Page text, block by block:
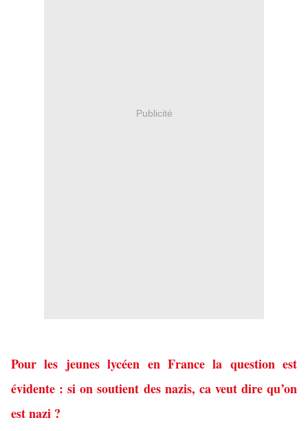
Publicité
Pour les jeunes lycéen en France la question est
évidente : si on soutient des nazis, ca veut dire qu’on
est nazi ?